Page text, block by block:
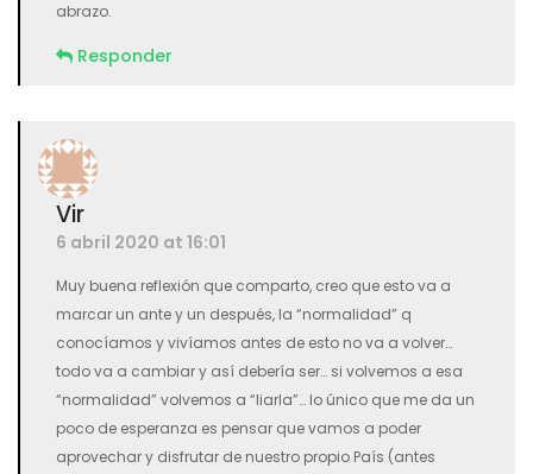
abrazo.
Responder
Vir
6 abril 2020 at 16:01
Muy buena reflexión que comparto, creo que esto va a
marcar un ante y un después, la “normalidad” q
conocíamos y vivíamos antes de esto no va a volver…
todo va a cambiar y así debería ser… si volvemos a esa
“normalidad” volvemos a “liarla”… lo único que me da un
poco de esperanza es pensar que vamos a poder
aprovechar y disfrutar de nuestro propio País (antes